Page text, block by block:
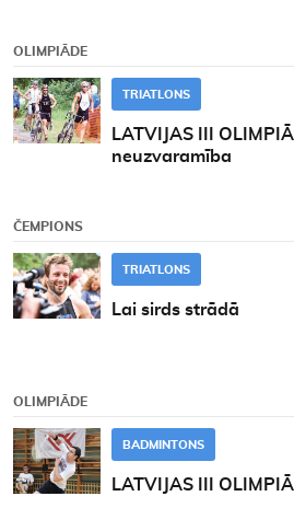
OLIMPIĀDE
TRIATLONS
LATVIJAS III
neuzvaramība
ČEMPIONS
TRIATLONS
Lai sirds strādā
OLIMPIĀDE
BADMINTONS
LATVIJAS III